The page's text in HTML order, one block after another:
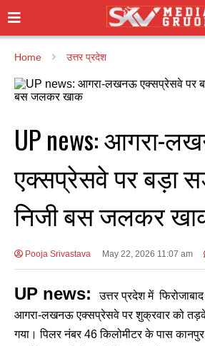
Home उत्तर प्रदेश
UP news: आगरा-
एक्सप्रेसवे पर बड़ा
निजी बस जलकर
Pooja Srivastava May 22, 2026 11:07 am
UP news:
उत्तर प्रदेश में
आगरा-लखनऊ एक्सप्रेसवे पर शुक्रवार को
गया। पिलर नंबर 46 किलोमीटर के पास